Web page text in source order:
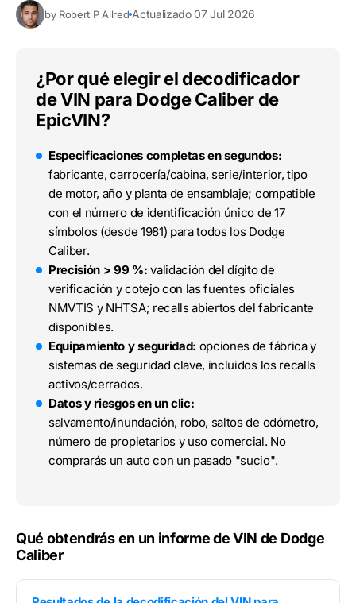
by Robert P Allred Actualizado 07 Jul 2026
¿Por qué elegir el decodificador
de VIN para Dodge Caliber de
EpicVIN?
Especificaciones completas en segundos:
fabricante, carrocería/cabina, serie/interior, tipo
de motor, año y planta de ensamblaje; compatible
con el número de identificación único de 17
símbolos (desde 1981) para todos los Dodge
Caliber.
Precisión > 99 %: validación del dígito de
verificación y cotejo con las fuentes oficiales
NMVTIS y NHTSA; recalls abiertos del fabricante
disponibles.
Equipamiento y seguridad: opciones de fábrica y
sistemas de seguridad clave, incluidos los recalls
activos/cerrados.
Datos y riesgos en un clic:
salvamento/inundación, robo, saltos de odómetro,
número de propietarios y uso comercial. No
comprarás un auto con un pasado "sucio".
Qué obtendrás en un informe de VIN de Dodge
Caliber